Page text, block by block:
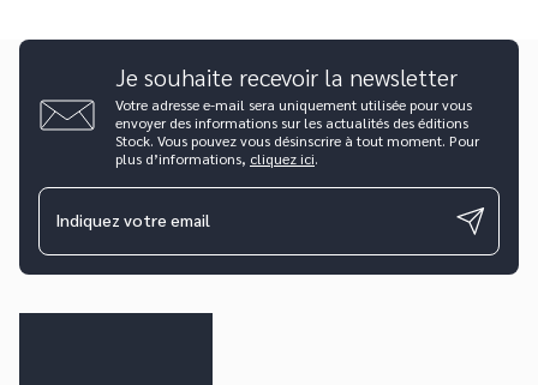
Je souhaite recevoir la newsletter
Votre adresse e-mail sera uniquement utilisée pour vous
envoyer des informations sur les actualités des éditions
Stock. Vous pouvez vous désinscrire à tout moment. Pour
plus d’informations, cliquez ici.
Indiquez votre email